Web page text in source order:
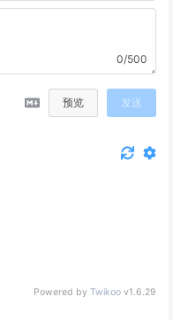
0/500
预览 发送
Powered by Twikoo v1.6.29